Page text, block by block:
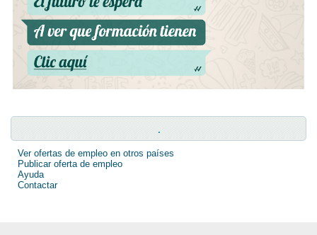
.
Ver ofertas de empleo en otros países
Publicar oferta de empleo
Ayuda
Contactar